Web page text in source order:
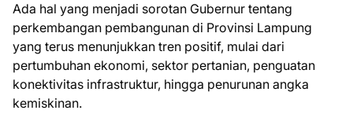
Ada hal yang menjadi sorotan Gubernur tentang
perkembangan pembangunan di Provinsi Lampung
yang terus menunjukkan tren positif, mulai dari
pertumbuhan ekonomi, sektor pertanian, penguatan
konektivitas infrastruktur, hingga penurunan angka
kemiskinan.